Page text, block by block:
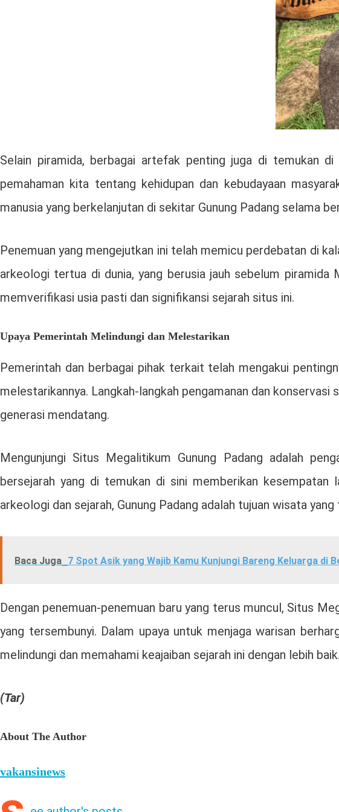
Selain piramida, berbagai artefak penting juga di temukan
pemahaman kita tentang kehidupan dan kebudayaan
manusia yang berkelanjutan di sekitar Gunung Padang selama
Penemuan yang mengejutkan ini telah memicu perdebatan di
arkeologi tertua di dunia, yang berusia jauh sebelum
memverifikasi usia pasti dan signifikansi sejarah situs ini.
Upaya Pemerintah Melindungi dan Melestarikan
Pemerintah dan berbagai pihak terkait telah mengakui
melestarikannya. Langkah-langkah pengamanan dan
generasi mendatang.
Mengunjungi Situs Megalitikum Gunung Padang adalah
bersejarah yang di temukan di sini memberikan
arkeologi dan sejarah, Gunung Padang adalah tujuan wisata
Baca Juga 7 Spot Asik yang Wajib Kamu Kunjungi Bareng Keluarga di
Dengan penemuan-penemuan baru yang terus muncul, Situs
yang tersembunyi. Dalam upaya untuk menjaga warisan
melindungi dan memahami keajaiban sejarah ini dengan lebih baik.
(Tar)
About The Author
vakansinews